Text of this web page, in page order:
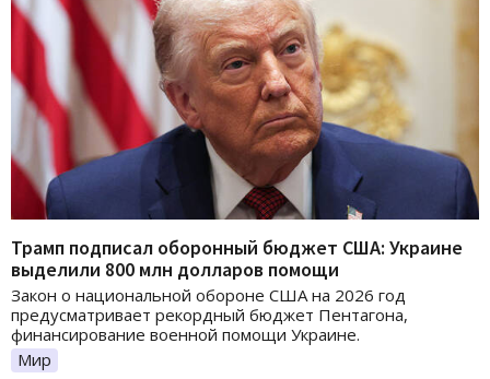
Трамп подписал оборонный бюджет США: Украине
выделили 800 млн долларов помощи
Закон о национальной обороне США на 2026 год
предусматривает рекордный бюджет Пентагона,
финансирование военной помощи Украине.
Мир